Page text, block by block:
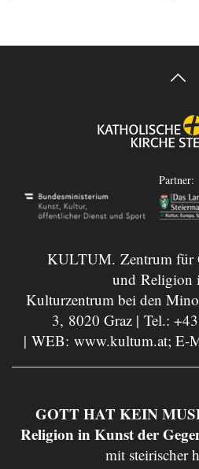
Partner:
KULTUM. Zentrum für
und Religion
Kulturzentrum bei den
3, 8020 Graz | Tel.:
| WEB: www.kultum.at; E-
GOTT HAT KEIN
Religion in Kunst der
mit steirischer